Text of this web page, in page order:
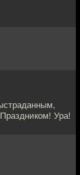
Ура!